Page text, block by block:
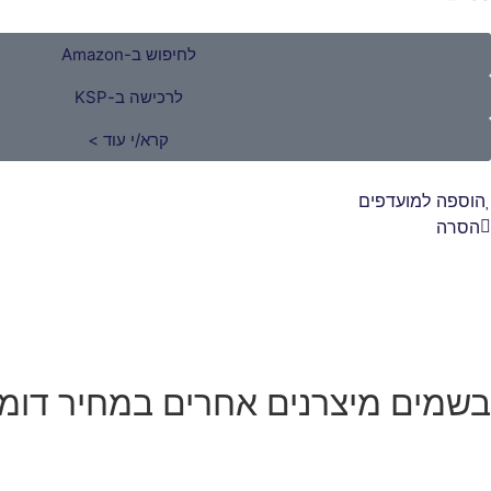
לחיפוש ב-Amazon
לרכישה ב-KSP
קרא/י עוד >
הוספה למועדפים
הסרה
בשמים מיצרנים אחרים במחיר